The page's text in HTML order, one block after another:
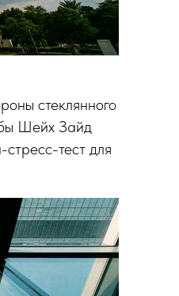
стеклянного
Шейх Зайд
тест для